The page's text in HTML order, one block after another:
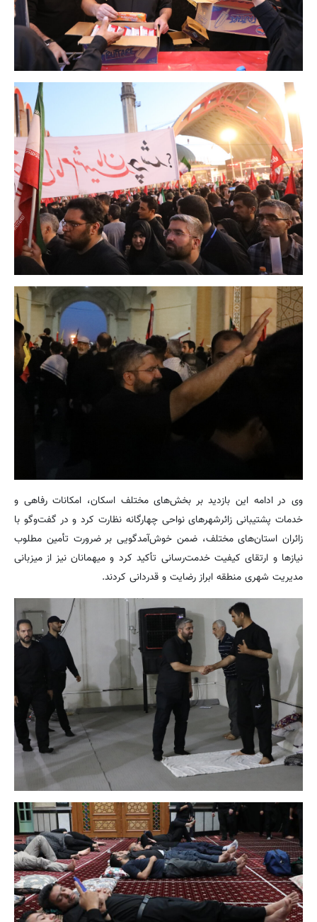
وی در ادامه این بازدید بر بخش‌های مختلف اسکان، امکانات رفاهی و
خدمات پشتیبانی زائرشهرهای نواحی چهارگانه نظارت کرد و در گفت‌وگو با
زائران استان‌های مختلف، ضمن خوش‌آمدگویی بر ضرورت تأمین مطلوب
نیازها و ارتقای کیفیت خدمت‌رسانی تأکید کرد و میهمانان نیز از میزبانی
مدیریت شهری منطقه ابراز رضایت و قدردانی کردند.